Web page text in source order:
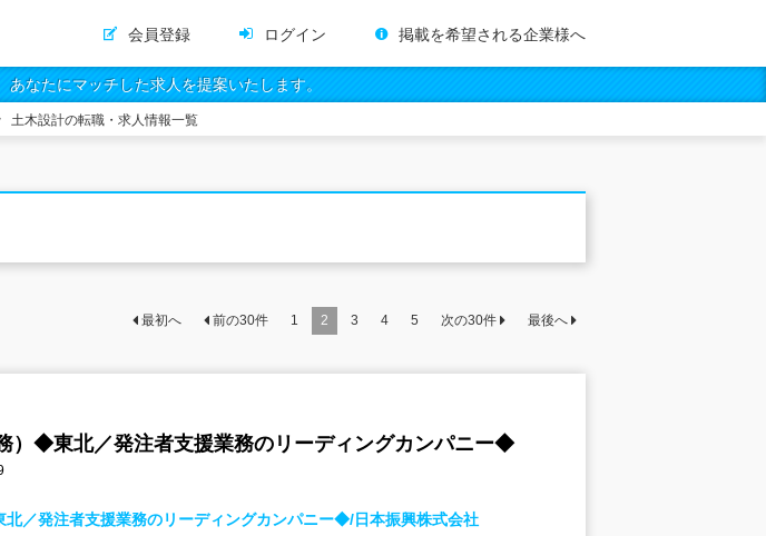
会員登録 ログイン 掲載を希望される企業様へ
なたにマッチした求人を提案いたします。
土木設計の転職・求人情報一覧
最初へ 前の30件 1 2 3 4 5 次の30件 最後へ
）◆東北／発注者支援業務のリーディングカンパニー◆
／発注者支援業務のリーディングカンパニー◆/日本振興株式会社